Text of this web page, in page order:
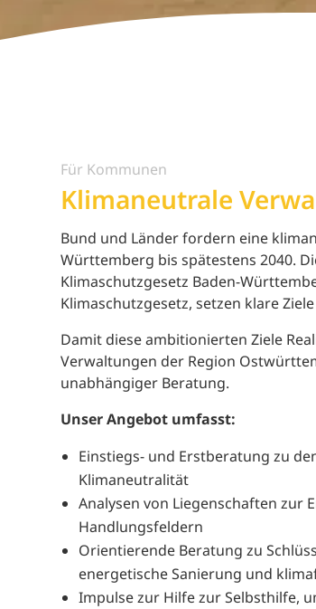
Für Kommunen
Klimaneutrale
Bund und Länder fordern eine
Württemberg bis spätestens 2040.
Klimaschutzgesetz Baden-
Klimaschutzgesetz, setzen klare
Damit diese ambitionierten Ziele
Verwaltungen der Region
unabhängiger Beratung.
Unser Angebot umfasst:
Einstiegs- und Erstberatung zu
Klimaneutralität
Analysen von Liegenschaften zur
Handlungsfeldern
Orientierende Beratung zu
energetische Sanierung und
Impulse zur Hilfe zur Selbsthilfe,